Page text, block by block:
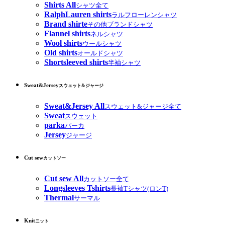
Shirts Allシャツ全て
RalphLauren shirtsラルフローレンシャツ
Brand shirteその他ブランドシャツ
Flannel shirtsネルシャツ
Wool shirtsウールシャツ
Old shirtsオールドシャツ
Shortsleeved shirts半袖シャツ
Sweat&Jerseyスウェット&ジャージ
Sweat&Jersey Allスウェット&ジャージ全て
Sweatスウェット
parkaパーカ
Jerseyジャージ
Cut sewカットソー
Cut sew Allカットソー全て
Longsleeves Tshirts長袖Tシャツ(ロンT)
Thermalサーマル
Knitニット